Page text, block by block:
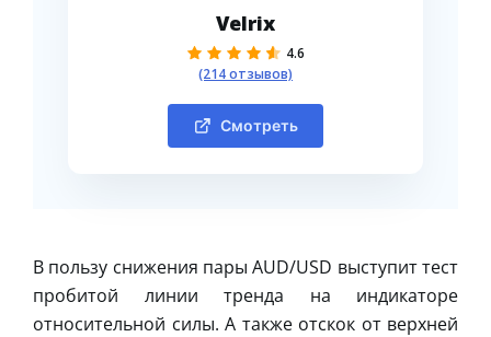
Velrix
4.6
(214 отзывов)
Смотреть
В пользу снижения пары AUD/USD выступит тест
пробитой линии тренда на индикаторе
относительной силы. А также отскок от верхней